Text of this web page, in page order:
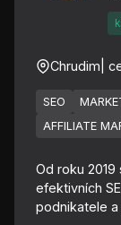
Chrudim |
SEO
AFFILIATE
Od roku
efektivních
podnikatele